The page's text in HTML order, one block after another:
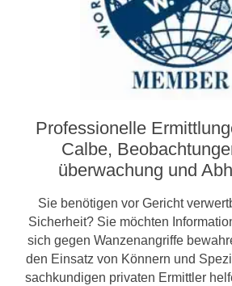
Professionelle
Calbe,
überwachung und
Sie benötigen vor Gericht
Sicherheit? Sie möchten
sich gegen Wanzenangriffe
den Einsatz von Könnern und
sachkundigen privaten Ermittler